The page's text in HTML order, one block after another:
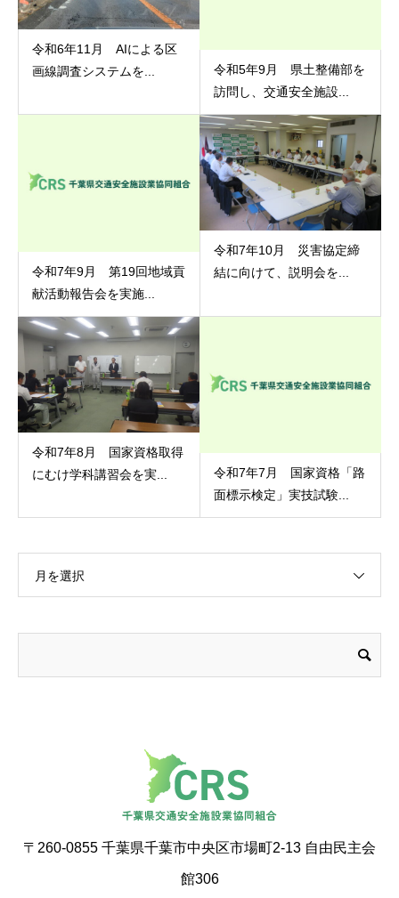
令和6年11月 AIによる区
画線調査システムを...
令和5年9月 県土整備部を
訪問し、交通安全施設...
令和7年9月 第19回地域貢
献活動報告会を実施...
令和7年10月 災害協定締
結に向けて、説明会を...
令和7年8月 国家資格取得
にむけ学科講習会を実...
令和7年7月 国家資格「路
面標示検定」実技試験...
月を選択
〒260-0855 千葉県千葉市中央区市場町2-13 自由民主会
館306